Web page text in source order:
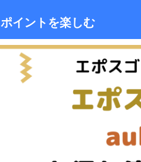
ポイントを楽しむ